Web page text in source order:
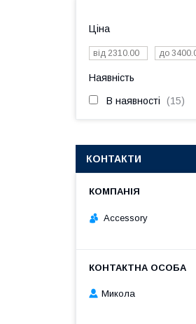
Ціна
Наявність
В наявності 15
КОНТАКТИ
Accessory
Микола